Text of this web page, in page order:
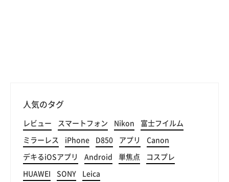
人気のタグ
レビュー スマートフォン Nikon 富士フイルム
ミラーレス iPhone D850 アプリ Canon
デキるiOSアプリ Android 単焦点 コスプレ
HUAWEI SONY Leica